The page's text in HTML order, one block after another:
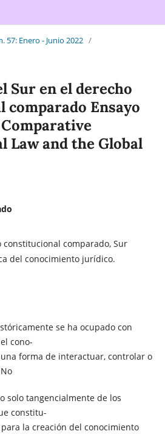
57: Enero - Junio 2022 /
Sur en el derecho
Ensayo
Law and the Global
constitucional comparado, Sur
del conocimiento jurídico.
se ha ocupado con
cono-
forma de interactuar, controlar o
solo tangencialmente de los
constitu-
la creación del conocimiento